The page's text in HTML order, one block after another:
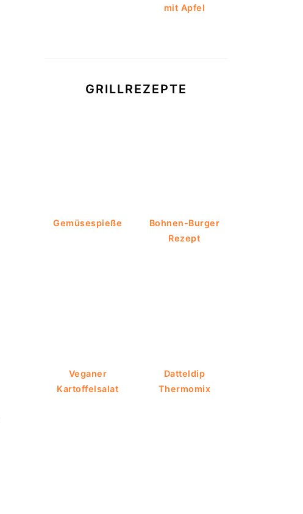
mit Apfel
GRILLREZEPTE
Gemüsespieße
Bohnen-Burger
Rezept
Veganer
Kartoffelsalat
Datteldip
Thermomix